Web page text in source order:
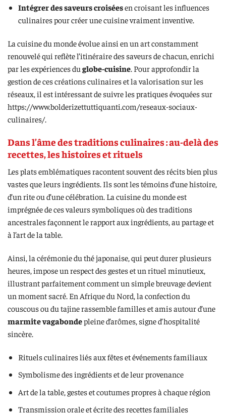
Intégrer des saveurs croiséesen croisant les influences
culinaires pour créer une cuisine vraiment inventive.
La cuisine du monde évolue ainsi en un art constamment
renouvelé qui reflète l’itinéraire des saveurs de chacun, enrichi
par les expériences du globe-cuisine . Pour approfondir la
gestion de ces créations culinaires et la valorisation sur les
réseaux, il est intéressant de suivre les pratiques évoquées sur
https://www.bolderizettuttiquanti.com/reseaux-sociaux-
culinaires/.
Dans l’âme des traditions culinaires : au-delà des
recettes, les histoires et rituels
Les plats emblématiques racontent souvent des récits bien plus
vastes que leurs ingrédients. Ils sont les témoins d’une histoire,
d’un rite ou d’une célébration. La cuisine du monde est
imprégnée de ces valeurs symboliques où des traditions
ancestrales façonnent le rapport aux ingrédients, au partage et
à l’art de la table.
Ainsi, la cérémonie du thé japonaise, qui peut durer plusieurs
heures, impose un respect des gestes et un rituel minutieux,
illustrant parfaitement comment un simple breuvage devient
un moment sacré. En Afrique du Nord, la confection du
couscous ou du tajine rassemble familles et amis autour d’une
marmite vagabondepleine d’arômes, signe d’hospitalité
sincère.
Rituels culinaires liés aux fêtes et événements familiaux
Symbolisme des ingrédients et de leur provenance
Art de la table, gestes et coutumes propres à chaque région
Transmission orale et écrite des recettes familiales